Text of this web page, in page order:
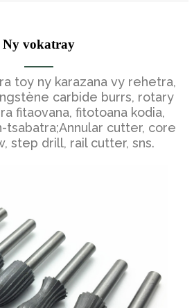
Ny vokatray
toy ny karazana vy rehetra,
carbide burrs, rotary
fitaovana, fitotoana kodia,
tsabatra;Annular cutter, core
step drill, rail cutter, sns.